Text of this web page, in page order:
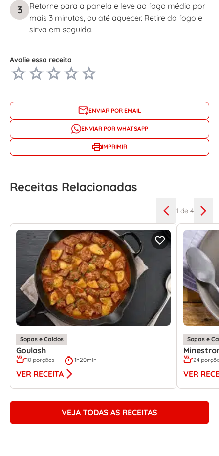
3
Retorne para a panela e leve ao fogo médio por
mais 3 minutos, ou até aquecer. Retire do fogo e
sirva em seguida.
Avalie essa receita
ENVIAR POR EMAIL
ENVIAR POR WHATSAPP
IMPRIMIR
Receitas Relacionadas
1 de 4
Sopas e Caldos
Goulash
10 porções 1h20min
VER RECEITA
Sopas e
24
VER
VEJA TODAS AS RECEITAS